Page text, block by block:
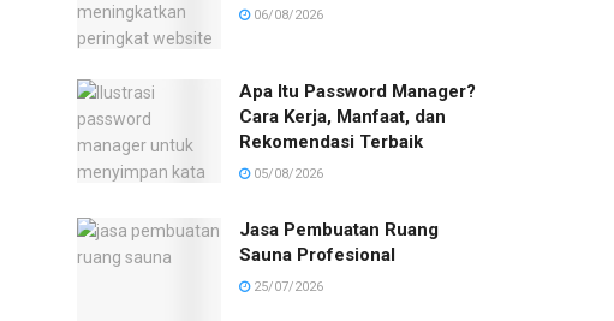
06/08/2026
Apa Itu Password Manager?
Cara Kerja, Manfaat, dan
Rekomendasi Terbaik
05/08/2026
Jasa Pembuatan Ruang
Sauna Profesional
25/07/2026